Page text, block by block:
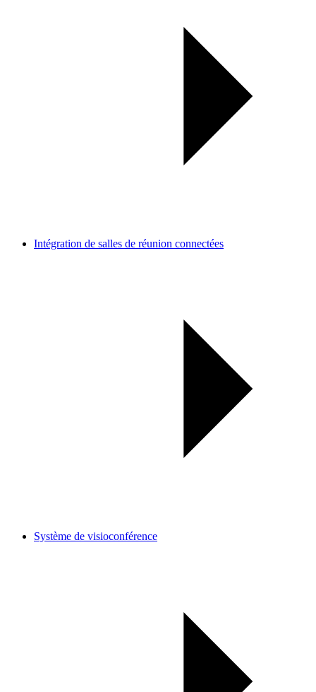
Intégration de salles de réunion connectées
Système de visioconférence